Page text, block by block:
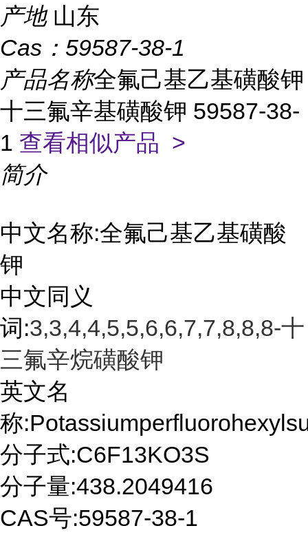
产地 山东
Cas： 59587-38-1
产品名称全氟己基乙基磺酸钾
十三氟辛基磺酸钾 59587-38-
1 查看相似产品 >
简介
中文名称:全氟己基乙基磺酸
钾
中文同义
词 :3,3,4,4,5,5,6,6,7,7,8,8,8-十
三氟辛烷磺酸钾
英文名
称
分子式:C6F13KO3S
分子量:438.2049416
CAS号:59587-38-1